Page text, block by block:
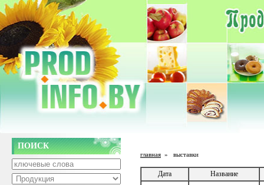
ПОИСК
главная » выставки
Дата Название